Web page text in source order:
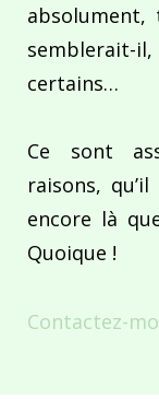
absolument,
certains…
Ce sont
raisons,
encore là
Quoique !
Contactez-